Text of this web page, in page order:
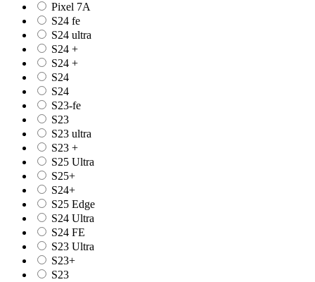
Pixel 7A
S24 fe
S24 ultra
S24 +
S24 +
S24
S24
S23-fe
S23
S23 ultra
S23 +
S25 Ultra
S25+
S24+
S25 Edge
S24 Ultra
S24 FE
S23 Ultra
S23+
S23